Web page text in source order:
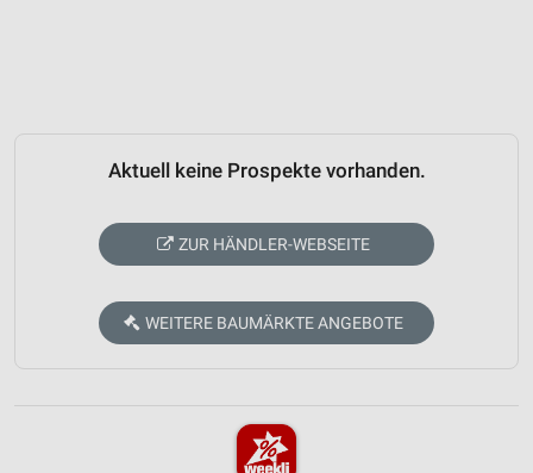
Aktuell keine Prospekte vorhanden.
ZUR HÄNDLER-WEBSEITE
WEITERE BAUMÄRKTE ANGEBOTE